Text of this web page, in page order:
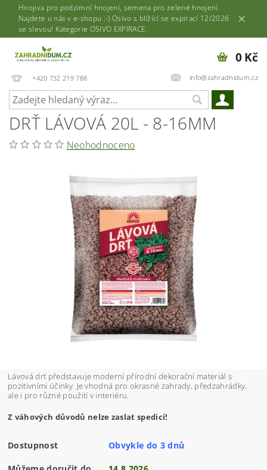
Hnojiva pro podzimní hnojení, semena pro zelené hnojení.
Najdete u nás v e-shopu :-) Osivo s blížící se expirací 12/2026
se slevou! Kategorie OSIVO EXPIRACE.
+420 732 219 788 info@zahradnidum.cz
0 Kč
DRŤ LÁVOVÁ 20L - 8-16MM
Neohodnoceno
Lávová drť představuje moderní přírodní dekorační materiál s
pozitivními účinky. Je vhodná pro okrasné zahrady, předzahrádky,
ale i pro různé použití v interiéru.
Z váhových důvodů nelze zaslat spedicí!
Dostupnost Obvykle do 3 dnů